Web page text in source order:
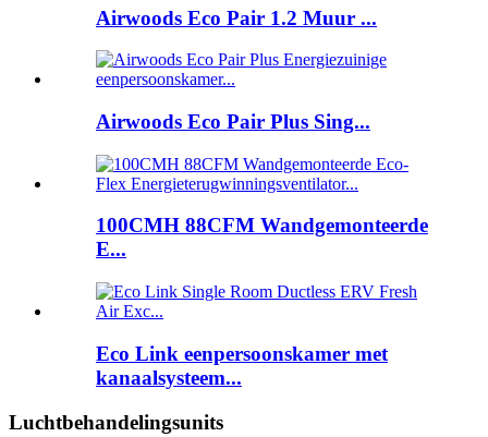
Airwoods Eco Pair 1.2 Muur ...
Airwoods Eco Pair Plus Sing...
100CMH 88CFM Wandgemonteerde
E...
Eco Link eenpersoonskamer met
kanaalsysteem...
Luchtbehandelingsunits